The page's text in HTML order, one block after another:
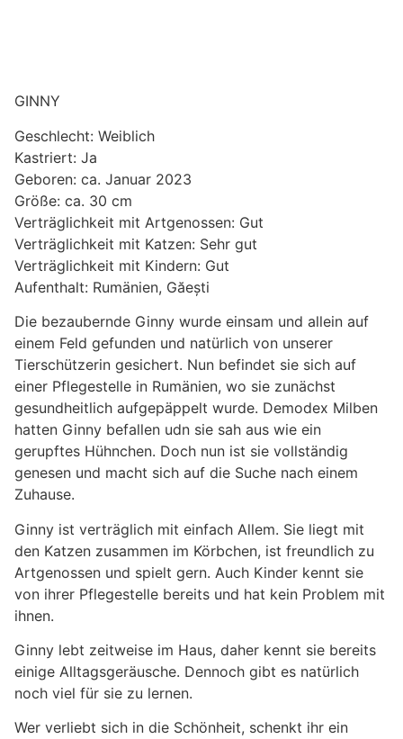
GINNY
Geschlecht: Weiblich
Kastriert: Ja
Geboren: ca. Januar 2023
Größe: ca. 30 cm
Verträglichkeit mit Artgenossen: Gut
Verträglichkeit mit Katzen: Sehr gut
Verträglichkeit mit Kindern: Gut
Aufenthalt: Rumänien, Găești
Die bezaubernde Ginny wurde einsam und allein auf
einem Feld gefunden und natürlich von unserer
Tierschützerin gesichert. Nun befindet sie sich auf
einer Pflegestelle in Rumänien, wo sie zunächst
gesundheitlich aufgepäppelt wurde. Demodex Milben
hatten Ginny befallen udn sie sah aus wie ein
gerupftes Hühnchen. Doch nun ist sie vollständig
genesen und macht sich auf die Suche nach einem
Zuhause.
Ginny ist verträglich mit einfach Allem. Sie liegt mit
den Katzen zusammen im Körbchen, ist freundlich zu
Artgenossen und spielt gern. Auch Kinder kennt sie
von ihrer Pflegestelle bereits und hat kein Problem mit
ihnen.
Ginny lebt zeitweise im Haus, daher kennt sie bereits
einige Alltagsgeräusche. Dennoch gibt es natürlich
noch viel für sie zu lernen.
Wer verliebt sich in die Schönheit, schenkt ihr ein